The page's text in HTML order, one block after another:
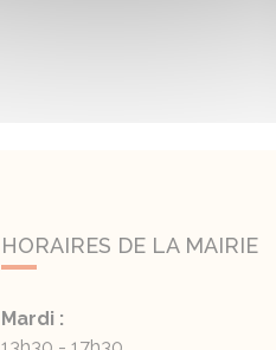
HORAIRES DE LA MAIRIE
Mardi :